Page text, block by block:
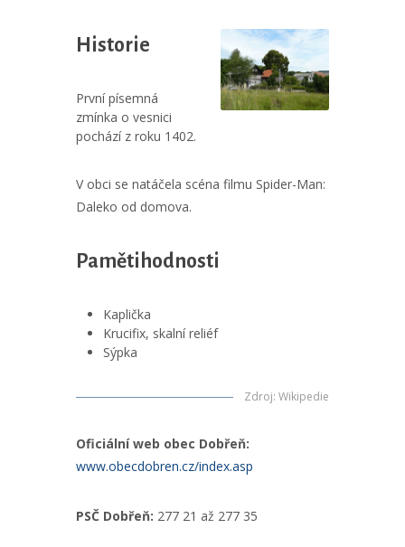
Historie
První písemná
zmínka o vesnici
pochází z roku 1402.
V obci se natáčela scéna filmu Spider-Man:
Daleko od domova.
Pamětihodnosti
Kaplička
Krucifix, skalní reliéf
Sýpka
Zdroj: Wikipedie
Oficiální web obec Dobřeň:
www.obecdobren.cz/index.asp
PSČ Dobřeň: 277 21 až 277 35